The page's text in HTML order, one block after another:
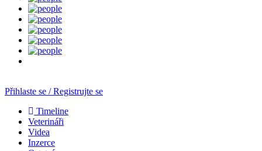
Přihlaste se / Registrujte se
Timeline
Veterináři
Videa
Inzerce